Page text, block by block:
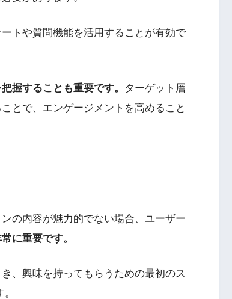
トや質問機能を活用することが有効で
握することも重要です。
ターゲット層
とで、エンゲージメントを高めること
の内容が魅力的でない場合、ユーザー
に重要です。
、興味を持ってもらうための最初のス